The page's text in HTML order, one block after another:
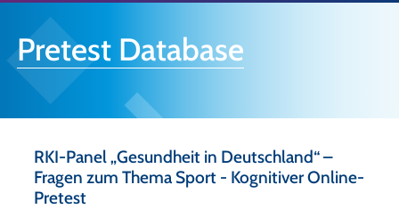
Pretest Database
RKI-Panel „Gesundheit in Deutschland“ –
Fragen zum Thema Sport - Kognitiver Online-
Pretest